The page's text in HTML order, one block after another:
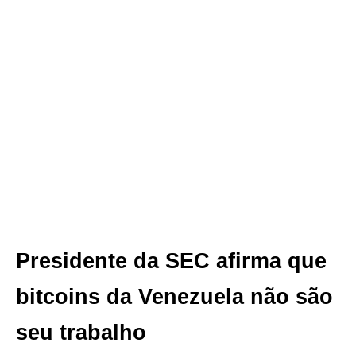
Presidente da SEC afirma que
bitcoins da Venezuela não são
seu trabalho